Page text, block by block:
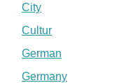
City
Cultur
German
Germany